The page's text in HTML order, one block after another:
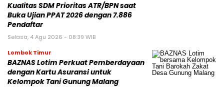
Kualitas SDM Prioritas ATR/BPN saat
Buka Ujian PPAT 2026 dengan 7.886
Pendaftar
Selasa, 4 Agu 2026 - 08:39 WIB
Lombok Timur
BAZNAS Lotim Perkuat Pemberdayaan
dengan Kartu Asuransi untuk
Kelompok Tani Gunung Malang